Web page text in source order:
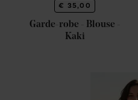
€ 35,00
Garde-robe - Blouse -
Kaki